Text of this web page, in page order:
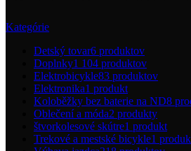
Kategórie
Detský tovar6 produktov
Doplnky1 104 produktov
Elektrobicykle83 produktov
Elektronika1 produkt
Koloběžky bez baterie na ND8
Oblečení a móda2 produkty
štvorkolesové skútre1 produkt
Trekové a mestské bicykle1